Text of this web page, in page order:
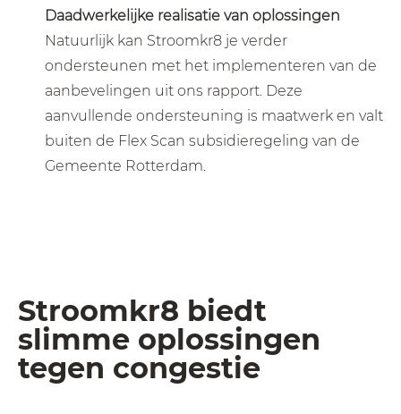
Daadwerkelijke realisatie van oplossingen
Natuurlijk kan Stroomkr8 je verder
ondersteunen met het implementeren van de
aanbevelingen uit ons rapport. Deze
aanvullende ondersteuning is maatwerk en valt
buiten de Flex Scan subsidieregeling van de
Gemeente Rotterdam.
Stroomkr8 biedt
slimme oplossingen
tegen congestie